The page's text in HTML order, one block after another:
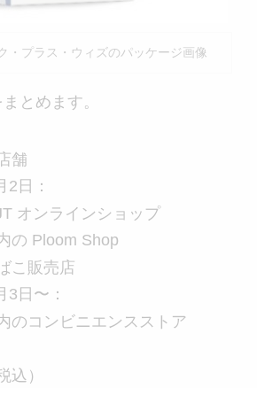
・プラス・ウィズのパッケージ画像
とめます。
舗
2日：
オンラインショップ
の Ploom Shop
こ販売店
3日〜：
のコンビニエンスストア
込）